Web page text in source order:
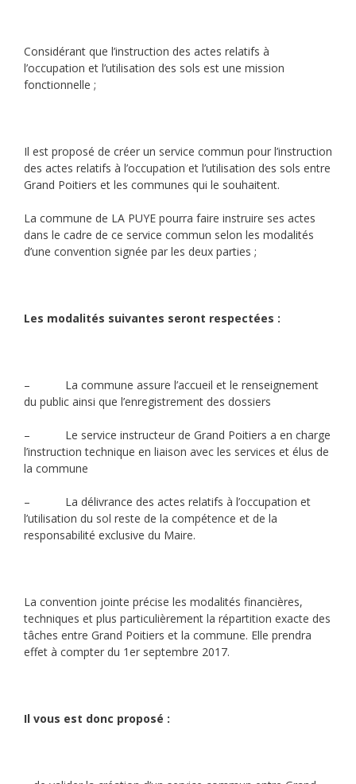
Considérant que l’instruction des actes relatifs à
l’occupation et l’utilisation des sols est une mission
fonctionnelle ;
Il est proposé de créer un service commun pour l’instruction
des actes relatifs à l’occupation et l’utilisation des sols entre
Grand Poitiers et les communes qui le souhaitent.
La commune de LA PUYE pourra faire instruire ses actes
dans le cadre de ce service commun selon les modalités
d’une convention signée par les deux parties ;
Les modalités suivantes seront respectées :
– La commune assure l’accueil et le renseignement
du public ainsi que l’enregistrement des dossiers
– Le service instructeur de Grand Poitiers a en charge
l’instruction technique en liaison avec les services et élus de
la commune
– La délivrance des actes relatifs à l’occupation et
l’utilisation du sol reste de la compétence et de la
responsabilité exclusive du Maire.
La convention jointe précise les modalités financières,
techniques et plus particulièrement la répartition exacte des
tâches entre Grand Poitiers et la commune. Elle prendra
effet à compter du 1er septembre 2017.
Il vous est donc proposé :